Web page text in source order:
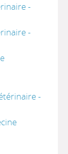
-
-
-